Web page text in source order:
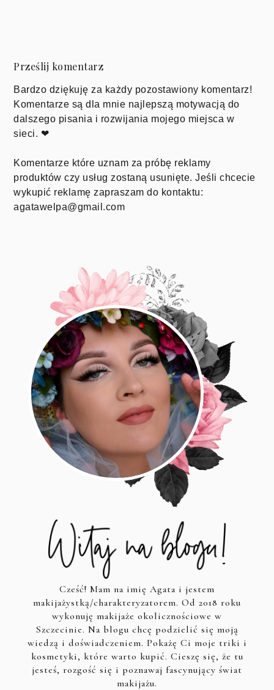
Prześlij komentarz
Bardzo dziękuję za każdy pozostawiony komentarz!
Komentarze są dla mnie najlepszą motywacją do
dalszego pisania i rozwijania mojego miejsca w
sieci. ❤
Komentarze które uznam za próbę reklamy
produktów czy usług zostaną usunięte. Jeśli chcecie
wykupić reklamę zapraszam do kontaktu:
agatawelpa@gmail.com
Cześć! Mam na imię Agata i jestem
makijażystką/charakteryzatorem. Od 2018 roku
wykonuję makijaże okolicznościowe w
Szczecinie. Na blogu chcę podzielić się moją
wiedzą i doświadczeniem. Pokażę Ci moje triki i
kosmetyki, które warto kupić. Cieszę się, że tu
jesteś, rozgość się i poznawaj fascynujący świat
makijażu.